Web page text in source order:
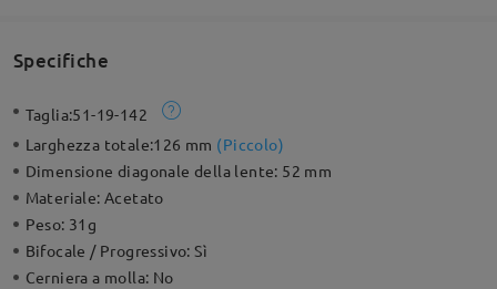
Specifiche
Taglia:51-19-142
Larghezza totale:126 mm (Piccolo)
Dimensione diagonale della lente: 52 mm
Materiale:Acetato
Peso: 31g
Bifocale / Progressivo:Sì
Cerniera a molla: No